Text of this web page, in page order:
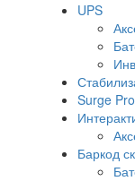
UPS
Surge
Баркод